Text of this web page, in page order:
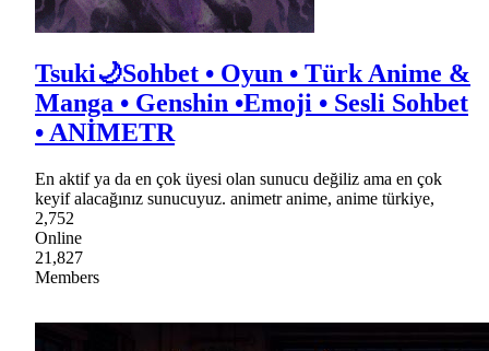
Tsuki🌙Sohbet • Oyun • Türk Anime &
Manga • Genshin •Emoji • Sesli Sohbet
• ANİMETR
En aktif ya da en çok üyesi olan sunucu değiliz ama en çok
keyif alacağınız sunucuyuz. animetr anime, anime türkiye,
2,752
Online
21,827
Members